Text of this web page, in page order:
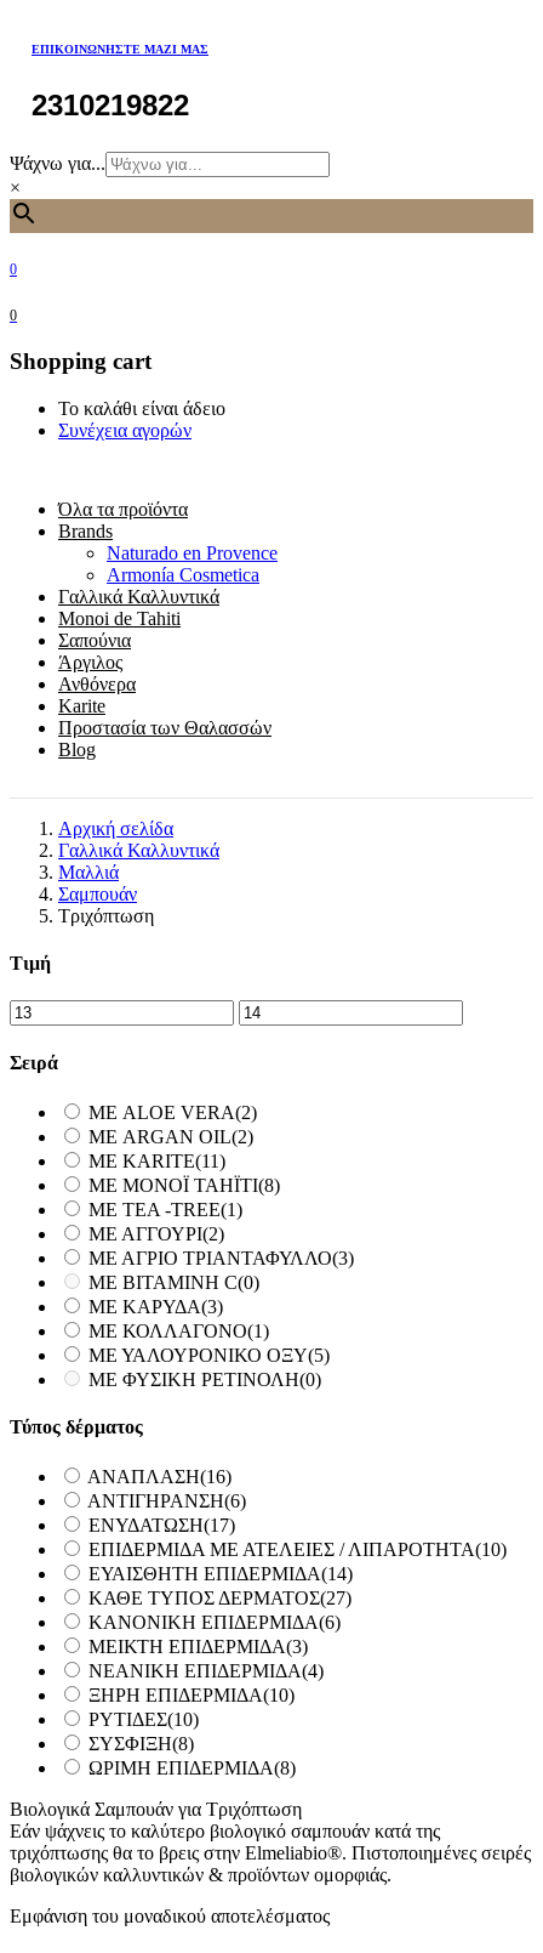
ΕΠΙΚΟΙΝΩΝΉΣΤΕ ΜΑΖΊ ΜΑΣ
2310219822
Ψάχνω για...
×
0
0
Shopping cart
Το καλάθι είναι άδειο
Συνέχεια αγορών
Όλα τα προϊόντα
Brands
Naturado en Provence
Armonía Cosmetica
Γαλλικά Καλλυντικά
Monoi de Tahiti
Σαπούνια
Άργιλος
Ανθόνερα
Karite
Προστασία των Θαλασσών
Blog
Αρχική σελίδα
Γαλλικά Καλλυντικά
Μαλλιά
Σαμπουάν
Τριχόπτωση
Τιμή
Σειρά
ΜΕ ALOE VERA(2)
ΜΕ ARGAN OIL(2)
ΜΕ KARITE(11)
ΜΕ MONOΪ TAHΪTI(8)
ΜΕ TEA -TREE(1)
ΜΕ ΑΓΓΟΥΡΙ(2)
ΜΕ ΑΓΡΙΟ ΤΡΙΑΝΤΑΦΥΛΛΟ(3)
ΜΕ ΒΙΤΑΜΙΝΗ C(0)
ΜΕ ΚΑΡΥΔΑ(3)
ΜΕ ΚΟΛΛΑΓΟΝΟ(1)
ΜΕ ΥΑΛΟΥΡΟΝΙΚΟ ΟΞΥ(5)
ΜΕ ΦΥΣΙΚΗ ΡΕΤΙΝΟΛΗ(0)
Τύπος δέρματος
ΑΝΑΠΛΑΣΗ(16)
ΑΝΤΙΓΗΡΑΝΣΗ(6)
ΕΝΥΔΑΤΩΣΗ(17)
ΕΠΙΔΕΡΜΙΔΑ ΜΕ ΑΤΕΛΕΙΕΣ / ΛΙΠΑΡΟΤΗΤΑ(10)
ΕΥΑΙΣΘΗΤΗ ΕΠΙΔΕΡΜΙΔΑ(14)
ΚΑΘΕ ΤΥΠΟΣ ΔΕΡΜΑΤΟΣ(27)
ΚΑΝΟΝΙΚΗ ΕΠΙΔΕΡΜΙΔΑ(6)
ΜΕΙΚΤΗ ΕΠΙΔΕΡΜΙΔΑ(3)
ΝΕΑΝΙΚΗ ΕΠΙΔΕΡΜΙΔΑ(4)
ΞΗΡΗ ΕΠΙΔΕΡΜΙΔΑ(10)
ΡΥΤΙΔΕΣ(10)
ΣΥΣΦΙΞΗ(8)
ΩΡΙΜΗ ΕΠΙΔΕΡΜΙΔΑ(8)
Βιολογικά Σαμπουάν για Τριχόπτωση
Εάν ψάχνεις το καλύτερο βιολογικό σαμπουάν κατά της
τριχόπτωσης θα το βρεις στην Elmeliabio®. Πιστοποιημένες σειρές
βιολογικών καλλυντικών & προϊόντων ομορφιάς.
Εμφάνιση του μοναδικού αποτελέσματος